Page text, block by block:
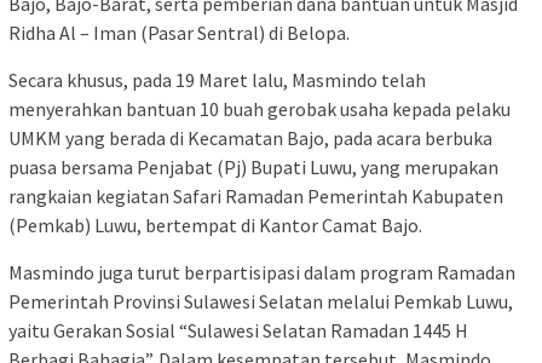
Ridha Al – Iman (Pasar Sentral) di Belopa.
Secara khusus, pada 19 Maret lalu, Masmindo telah
menyerahkan bantuan 10 buah gerobak usaha kepada pelaku
UMKM yang berada di Kecamatan Bajo, pada acara berbuka
puasa bersama Penjabat (Pj) Bupati Luwu, yang merupakan
rangkaian kegiatan Safari Ramadan Pemerintah Kabupaten
(Pemkab) Luwu, bertempat di Kantor Camat Bajo.
Masmindo juga turut berpartisipasi dalam program Ramadan
Pemerintah Provinsi Sulawesi Selatan melalui Pemkab Luwu,
yaitu Gerakan Sosial “Sulawesi Selatan Ramadan 1445 H